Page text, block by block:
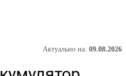
Актуально на: 09.08.2026